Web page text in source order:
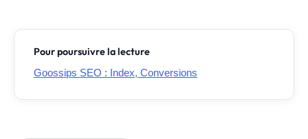
Pour poursuivre la lecture
Goossips SEO : Index, Conversions